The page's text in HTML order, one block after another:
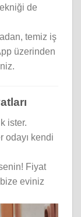
de
temiz iş
üzerinden
ister.
odayı kendi
Fiyat
eviniz